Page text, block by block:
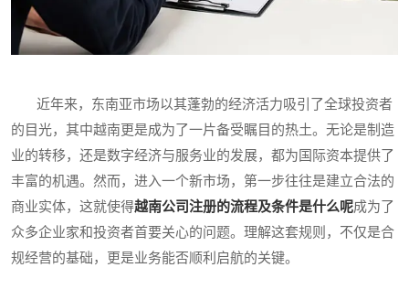
近年来，东南亚市场以其蓬勃的经济活力吸引了全球投资者
的目光，其中越南更是成为了一片备受瞩目的热土。无论是制造
业的转移，还是数字经济与服务业的发展，都为国际资本提供了
丰富的机遇。然而，进入一个新市场，第一步往往是建立合法的
商业实体，这就使得越南公司注册的流程及条件是什么呢成为了
众多企业家和投资者首要关心的问题。理解这套规则，不仅是合
规经营的基础，更是业务能否顺利启航的关键。